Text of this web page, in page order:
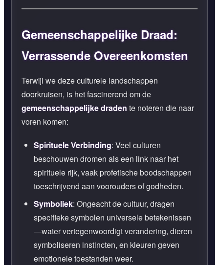
Gemeenschappelijke Draad:
Verrassende Overeenkomsten
Terwijl we deze culturele landschappen
doorkruisen, is het fascinerend om de
gemeenschappelijke draden te noteren die naar
voren komen:
Spirituele Verbinding: Veel culturen
beschouwen dromen als een link naar het
spirituele rijk, vaak profetische boodschappen
toeschrijvend aan voorouders of godheden.
Symboliek: Ongeacht de cultuur, dragen
specifieke symbolen universele betekenissen
—water vertegenwoordigt verandering, dieren
symboliseren instincten, en kleuren geven
emotionele toestanden weer.